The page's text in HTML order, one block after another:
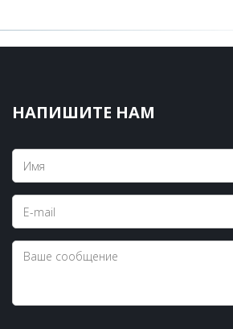
НАПИШИТЕ НАМ